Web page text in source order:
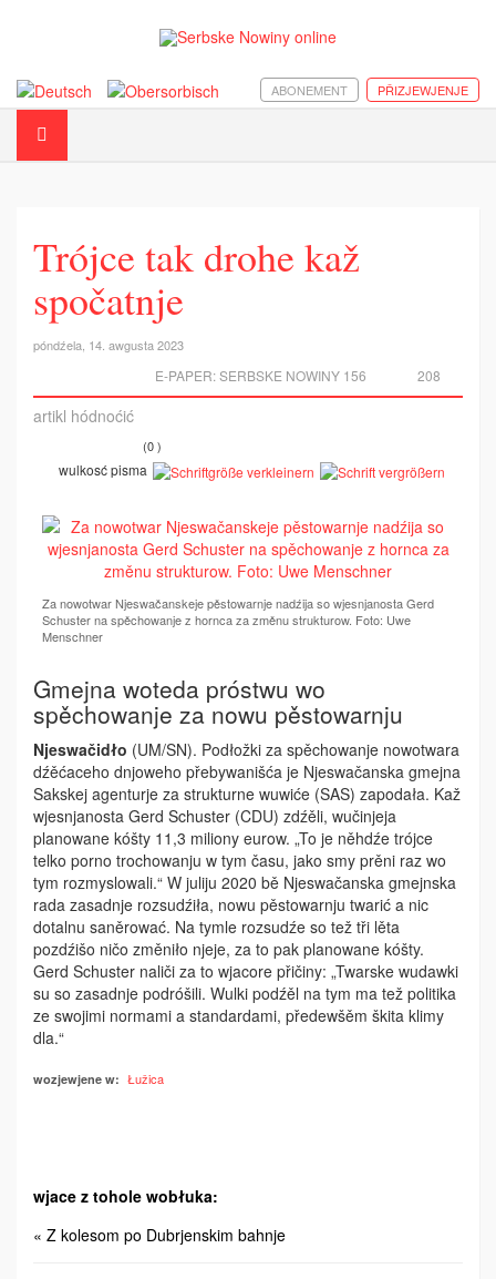
PŘIZJEWJENJE
ABONEMENT
Trójce tak drohe kaž
spočatnje
póndźela, 14. awgusta 2023
208
E-PAPER:SERBSKE NOWINY 156
artikl hódnoćić
(0 )
wulkosć pisma
Za nowotwar Njeswačanskeje pěstowarnje nadźija so wjesnjanosta Gerd
Schuster na spěchowanje z hornca za změnu strukturow. Foto: Uwe
Menschner
Gmejna woteda próstwu wo
spěchowanje za nowu pěstowarnju
Njeswačidło (UM/SN). Podłožki za spěchowanje nowotwara
dźěćaceho dnjoweho přebywanišća je Njeswačanska gmejna
Sakskej agenturje za strukturne wuwiće (SAS) zapodała. Kaž
wjesnjanosta Gerd Schuster (CDU) zdźěli, wučinjeja
planowane kóšty 11,3 miliony eurow. „To je něhdźe trójce
telko porno trochowanju w tym času, jako smy prěni raz wo
tym rozmyslowali.“ W juliju 2020 bě Njeswačanska gmejnska
rada zasadnje rozsudźiła, nowu pěstowarnju twarić a nic
dotalnu saněrować. Na tymle rozsudźe so tež tři lěta
pozdźišo ničo změniło njeje, za to pak planowane kóšty.
Gerd Schuster naliči za to wjacore přičiny: „Twarske wudawki
su so zasadnje podróšili. Wulki podźěl na tym ma tež politika
ze swojimi normami a standardami, předewšěm škita klimy
dla.“
wozjewjene w: Łužica
wjace z tohole wobłuka:
« Z kolesom po Dubrjenskim bahnje